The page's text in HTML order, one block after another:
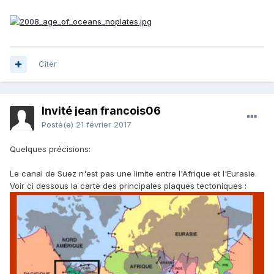
Citer
Invité jean francois06
Posté(e) 21 février 2017
Quelques précisions:
Le canal de Suez n'est pas une limite entre l'Afrique et l'Eurasie.
Voir ci dessous la carte des principales plaques tectoniques :